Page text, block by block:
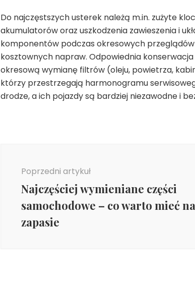
Do najczęstszych usterek należą m.in. zużyte
akumulatorów oraz uszkodzenia zawieszenia i
komponentów podczas okresowych
kosztownych napraw. Odpowiednia
okresową wymianę filtrów (oleju, powietrza,
którzy przestrzegają harmonogramu
drodze, a ich pojazdy są bardziej niezawodne i
Poprzedni artykuł
Najczęściej wymieniane części
samochodowe – co warto mieć na
zapasie